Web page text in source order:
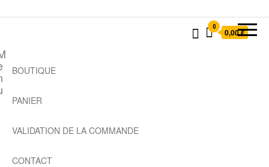
0
0,00 €
BOUTIQUE
PANIER
VALIDATION DE LA COMMANDE
CONTACT